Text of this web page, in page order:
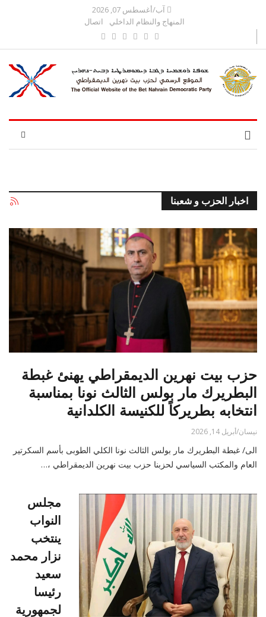
آب/أغسطس 07, 2026
المنهاج والنظام الداخلي
اتصال
اخبار الحزب و شعبنا
حزب بيت نهرين الديمقراطي يهنئ غبطة
البطريرك مار بولس الثالث نونا بمناسبة
انتخابه بطريركاً للكنيسة الكلدانية
نيسان/أبريل 14, 2026
الى/ غبطة البطريرك مار بولس الثالث نونا الكلي الطوبى بأسم السكرتير
العام والمكتب السياسي لحزبنا حزب بيت نهرين الديمقراطي ،…
مجلس
النواب
ينتخب
نزار محمد
سعيد
رئيسا
لجمهورية